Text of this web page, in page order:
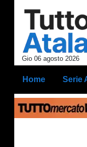
Gio 06 agosto 2026
Home Serie